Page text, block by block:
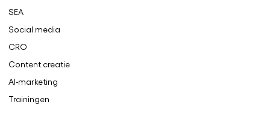
SEA
Social media
CRO
Content creatie
AI-marketing
Trainingen